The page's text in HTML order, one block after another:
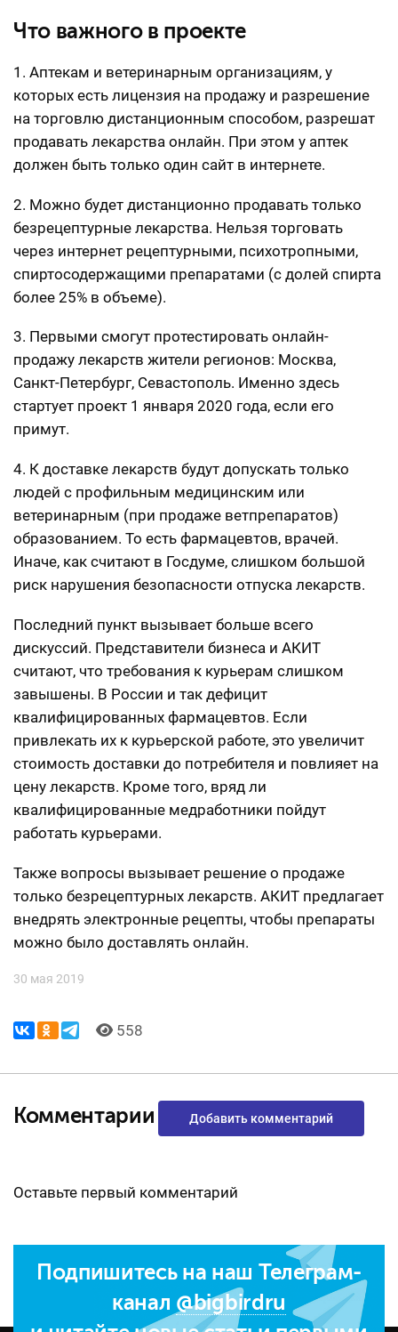
Что важного в проекте
1. Аптекам и ветеринарным организациям, у
которых есть лицензия на продажу и разрешение
на торговлю дистанционным способом, разрешат
продавать лекарства онлайн. При этом у аптек
должен быть только один сайт в интернете.
2. Можно будет дистанционно продавать только
безрецептурные лекарства. Нельзя торговать
через интернет рецептурными, психотропными,
спиртосодержащими препаратами (с долей спирта
более 25% в объеме).
3. Первыми смогут протестировать онлайн-
продажу лекарств жители регионов: Москва,
Санкт-Петербург, Севастополь. Именно здесь
стартует проект 1 января 2020 года, если его
примут.
4. К доставке лекарств будут допускать только
людей с профильным медицинским или
ветеринарным (при продаже ветпрепаратов)
образованием. То есть фармацевтов, врачей.
Иначе, как считают в Госдуме, слишком большой
риск нарушения безопасности отпуска лекарств.
Последний пункт вызывает больше всего
дискуссий. Представители бизнеса и АКИТ
считают, что требования к курьерам слишком
завышены. В России и так дефицит
квалифицированных фармацевтов. Если
привлекать их к курьерской работе, это увеличит
стоимость доставки до потребителя и повлияет на
цену лекарств. Кроме того, вряд ли
квалифицированные медработники пойдут
работать курьерами.
Также вопросы вызывает решение о продаже
только безрецептурных лекарств. АКИТ предлагает
внедрять электронные рецепты, чтобы препараты
можно было доставлять онлайн.
30 мая 2019
558
Комментарии Добавить комментарий
Оставьте первый комментарий
Подпишитесь на наш Телеграм-
канал @bigbirdru